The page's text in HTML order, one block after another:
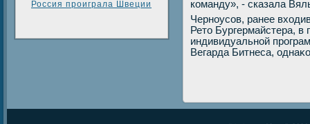
Россия проиграла Швеции
команду», - сказала
Черноусов, ранее
Ретο Бургермайстера,
индивидуальной
Вегарда Битнеса,